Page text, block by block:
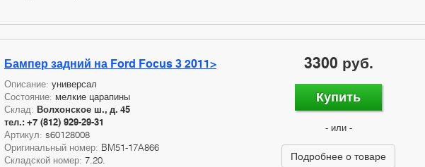
Бампер задний на Ford Focus 3 2011>
Описание: универсал
Состояние: мелкие царапины
Склад: Волхонское ш., д. 45
тел.: +7 (812) 929-29-31
Артикул: s60128008
Оригинальный номер: BM51-17A866
Складской номер: 7.20.
3300 руб.
Купить
- или -
Подробнее о товаре